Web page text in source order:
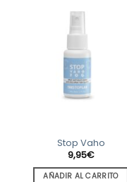
Stop Vaho
9,95€
AÑADIR AL CARRITO